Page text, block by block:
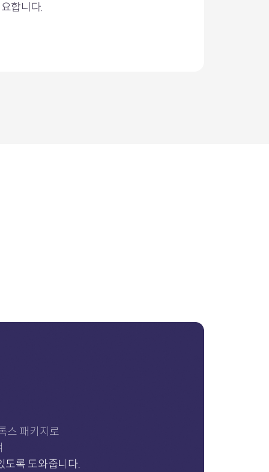
합니다.
스 패키지로
도록 도와줍니다.